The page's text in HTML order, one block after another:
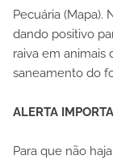
Pecuária (Mapa).
dando positivo
raiva em animais
saneamento do
ALERTA
Para que não